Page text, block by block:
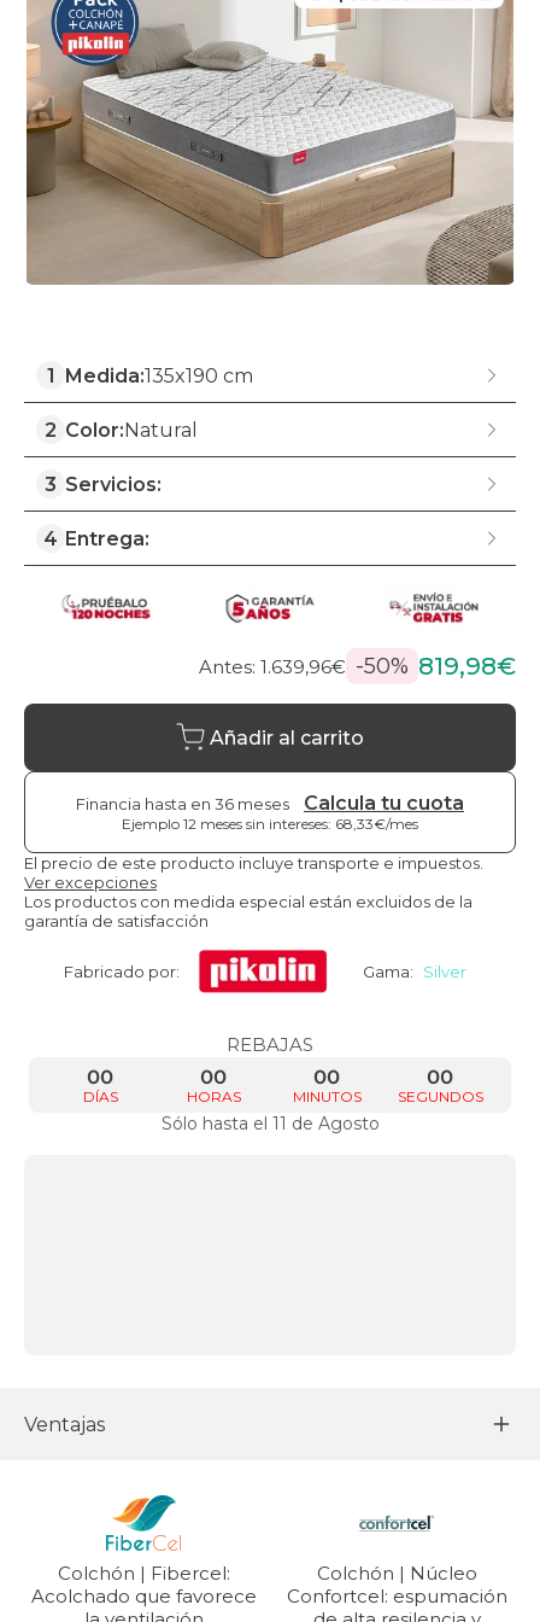
1 Medida:135x190 cm
2 Color: Natural
3 Servicios:
4 Entrega:
Antes: 1.639,96€ -50% 819,98€
Añadir al carrito
Financia hasta en 36 meses Calcula tu cuota
Ejemplo 12 meses sin intereses: 68,33€/mes
El precio de este producto incluye transporte e impuestos.
Ver excepciones
Los productos con medida especial están excluidos de la
garantía de satisfacción
Fabricado por: Gama: Silver
REBAJAS
DÍAS
00
HORAS
00
MINUTOS
00
SEGUNDOS
00
Sólo hasta el 11 de Agosto
Ventajas
Colchón | Fibercel:
Acolchado que favorece
Colchón | Núcleo
Confortcel: espumación